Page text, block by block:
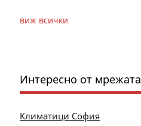
виж всички
Интересно от мрежата
Климатици София